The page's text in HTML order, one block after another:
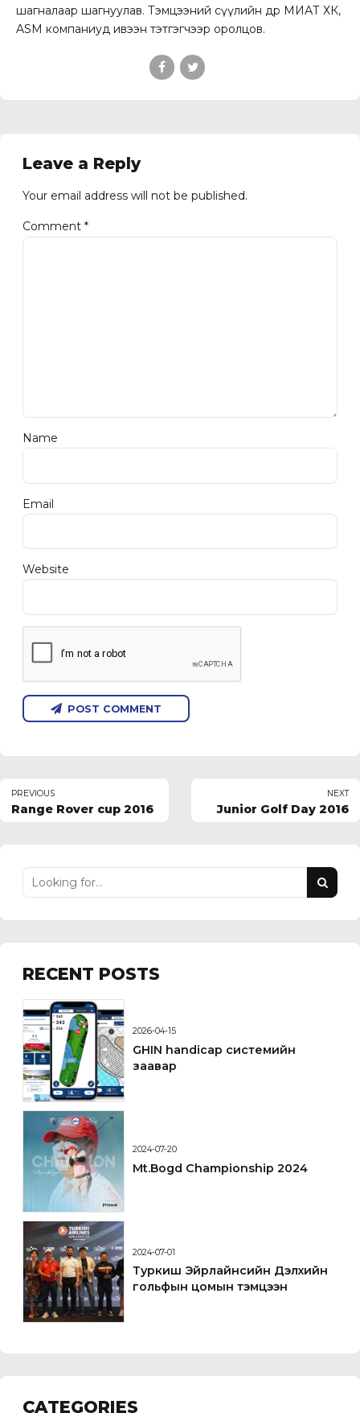
шагналаар шагнуулав. Тэмцээний сүүлийн өдөр МИАТ ХК,
ASM компаниуд ивээн тэтгэгчээр оролцов.
Leave a Reply
Your email address will not be published.
Comment *
Name
Email
Website
POST COMMENT
PREVIOUS
Range Rover cup 2016
NEXT
Junior Golf Day 2016
RECENT POSTS
2026-04-15
GHIN handicap системийн
заавар
2024-07-20
Mt.Bogd Championship 2024
2024-07-01
Туркиш Эйрлайнсийн Дэлхийн
гольфын цомын тэмцээн
CATEGORIES